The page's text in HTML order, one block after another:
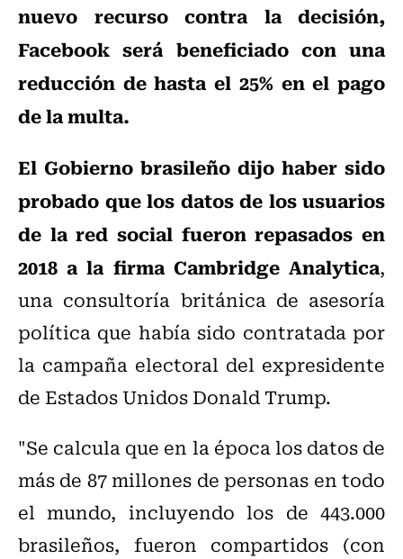
nuevo recurso contra la decisión,
Facebook será beneficiado con una
reducción de hasta el 25% en el pago
de la multa.
El Gobierno brasileño dijo haber sido
probado que los datos de los usuarios
de la red social fueron repasados en
2018 a la firma Cambridge Analytica,
una consultoría británica de asesoría
política que había sido contratada por
la campaña electoral del expresidente
de Estados Unidos Donald Trump.
"Se calcula que en la época los datos de
más de 87 millones de personas en todo
el mundo, incluyendo los de 443.000
brasileños, fueron compartidos (con